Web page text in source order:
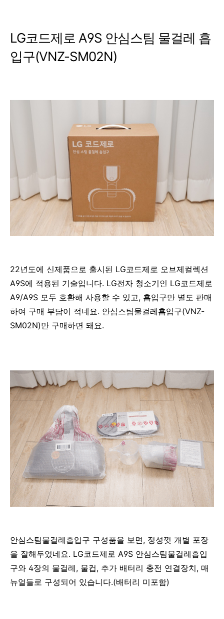
LG코드제로 A9S 안심스팀 물걸레 흡
입구(VNZ-SM02N)
22년도에 신제품으로 출시된 LG코드제로 오브제컬렉션
A9S에 적용된 기술입니다. LG전자 청소기인 LG코드제로
A9/A9S 모두 호환해 사용할 수 있고, 흡입구만 별도 판매
하여 구매 부담이 적네요. 안심스팀물걸레흡입구(VNZ-
SM02N)만 구매하면 돼요.
안심스팀물걸레흡입구 구성품을 보면, 정성껏 개별 포장
을 잘해두었네요. LG코드제로 A9S 안심스팀물걸레흡입
구와 4장의 물걸레, 물컵, 추가 배터리 충전 연결장치, 매
뉴얼들로 구성되어 있습니다.(배터리 미포함)